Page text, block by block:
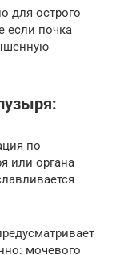
для острого
если почка
по
или органа
мочевого